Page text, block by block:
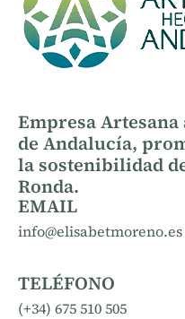
Empresa
de Andalucía,
la sostenibilidad
Ronda.
EMAIL
info@elisabetmoreno.es
TELÉFONO
(+34) 675 510 505